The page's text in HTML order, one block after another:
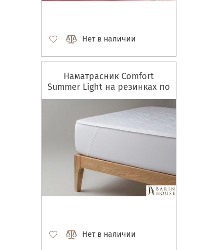
Нет в наличии
Наматрасник Comfort
Summer Light на резинках по
углам
Нет в наличии